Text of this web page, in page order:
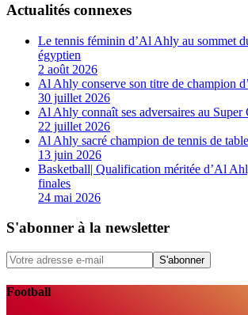
Actualités connexes
Le tennis féminin d’Al Ahly au sommet
égyptien
2 août 2026
Al Ahly conserve son titre de champion
30 juillet 2026
Al Ahly connaît ses adversaires au Super
22 juillet 2026
Al Ahly sacré champion de tennis de
13 juin 2026
Basketball| Qualification méritée d’Al
finales
24 mai 2026
S'abonner à la newsletter
S'abonner
Football